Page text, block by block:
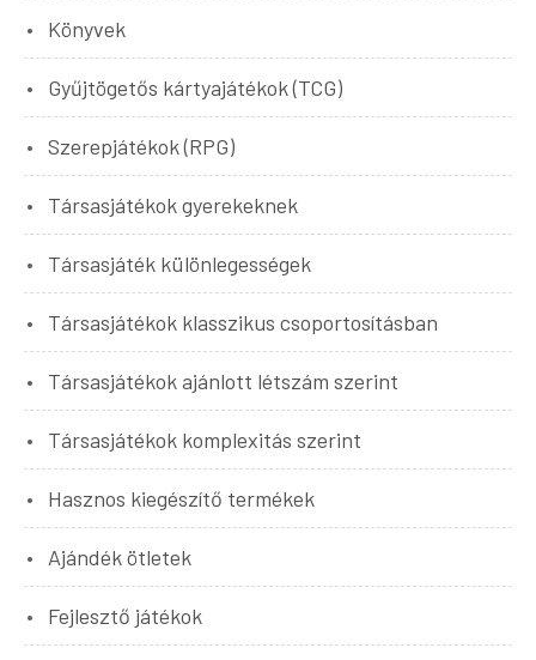
Könyvek
Gyűjtögetős kártyajátékok (TCG)
Szerepjátékok (RPG)
Társasjátékok gyerekeknek
Társasjáték különlegességek
Társasjátékok klasszikus csoportosításban
Társasjátékok ajánlott létszám szerint
Társasjátékok komplexitás szerint
Hasznos kiegészítő termékek
Ajándék ötletek
Fejlesztő játékok